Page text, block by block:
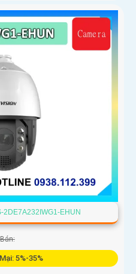
2DE7A232IWG1-EHUN
5%-35%